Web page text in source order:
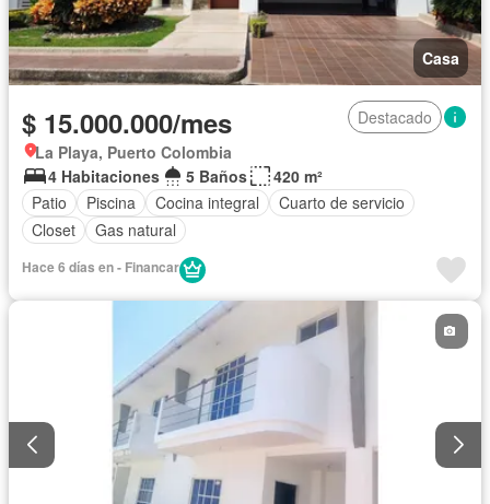
Casa
$ 15.000.000/mes
Destacado
La Playa, Puerto Colombia
4 Habitaciones
5 Baños
420 m²
Patio
Piscina Cocina integral
Cuarto de servicio
Closet
Gas natural
Hace 6 días en - Financar